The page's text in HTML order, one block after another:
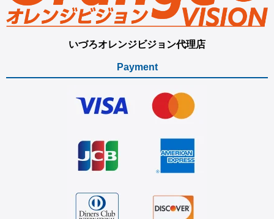
いづろオレンジビジョン代理店
Payment